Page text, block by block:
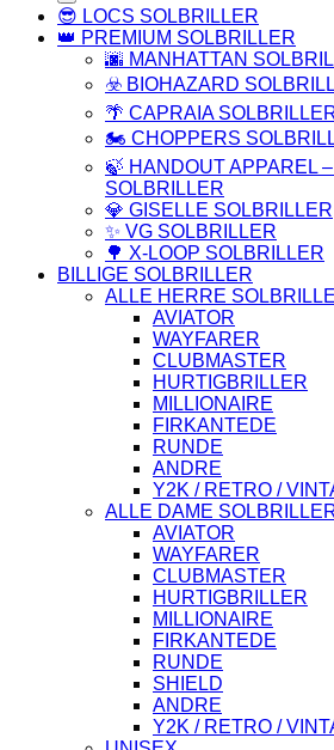
😎 LOCS SOLBRILLER
👑 PREMIUM SOLBRILLER
🌆 MANHATTAN
☣️ BIOHAZARD
🌴 CAPRAIA
🏍️ CHOPPERS
🍃 HANDOUT APPAREL
SOLBRILLER
💎 GISELLE SOLBRILLER
✨ VG SOLBRILLER
🌳 X-LOOP SOLBRILLER
BILLIGE SOLBRILLER
ALLE HERRE
AVIATOR
WAYFARER
CLUBMASTER
HURTIGBRILLER
MILLIONAIRE
FIRKANTEDE
RUNDE
ANDRE
Y2K / RETRO /
ALLE DAME
AVIATOR
WAYFARER
CLUBMASTER
HURTIGBRILLER
MILLIONAIRE
FIRKANTEDE
RUNDE
SHIELD
ANDRE
Y2K / RETRO /